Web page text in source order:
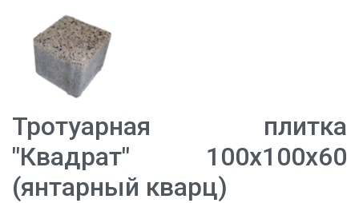
Тротуарная плитка
"Квадрат" 100х100х60
(янтарный кварц)